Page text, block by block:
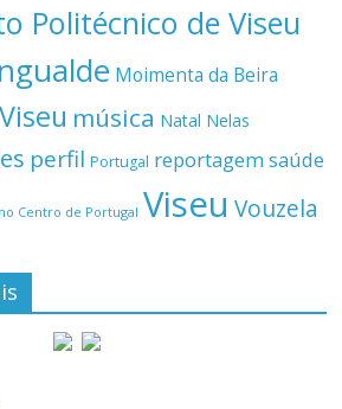
Politécnico de Viseu
Moimenta da Beira
música Natal Nelas
perfil Portugal reportagemsaúde
Centro de Portugal Viseu Vouzela